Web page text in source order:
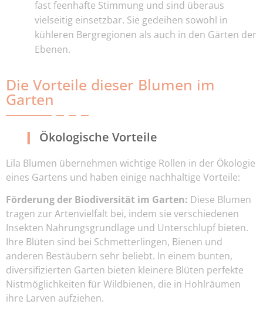
fast feenhafte Stimmung und sind überaus
vielseitig einsetzbar. Sie gedeihen sowohl in
kühleren Bergregionen als auch in den Gärten der
Ebenen.
Die Vorteile dieser Blumen im
Garten
Ökologische Vorteile
Lila Blumen übernehmen wichtige Rollen in der Ökologie
eines Gartens und haben einige nachhaltige Vorteile:
Förderung der Biodiversität im Garten: Diese Blumen
tragen zur Artenvielfalt bei, indem sie verschiedenen
Insekten Nahrungsgrundlage und Unterschlupf bieten.
Ihre Blüten sind bei Schmetterlingen, Bienen und
anderen Bestäubern sehr beliebt. In einem bunten,
diversifizierten Garten bieten kleinere Blüten perfekte
Nistmöglichkeiten für Wildbienen, die in Hohlräumen
ihre Larven aufziehen.